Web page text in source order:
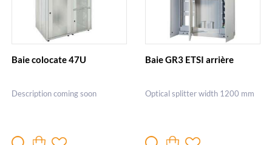
Baie colocate 47U
Description coming soon
Baie GR3 ETSI arrière
Optical splitter width 1200 mm